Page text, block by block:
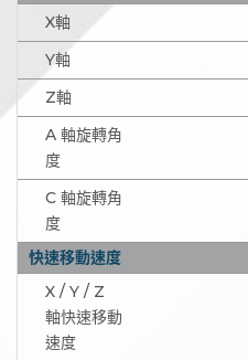
X軸
Y軸
Z軸
A 軸旋轉角
度
C 軸旋轉角
度
快速移動速度
X / Y / Z
軸快速移動
速度